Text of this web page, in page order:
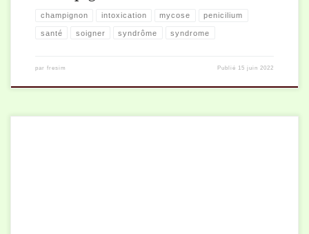
champignon intoxication mycose penicilium
santé soigner syndrôme syndrome
par fresim Publié 15 juin 2022